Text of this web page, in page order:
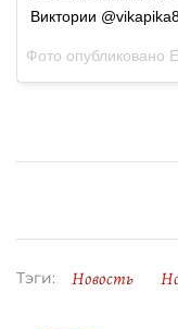
Виктории
Фото опубликовано
Тэги: Новость